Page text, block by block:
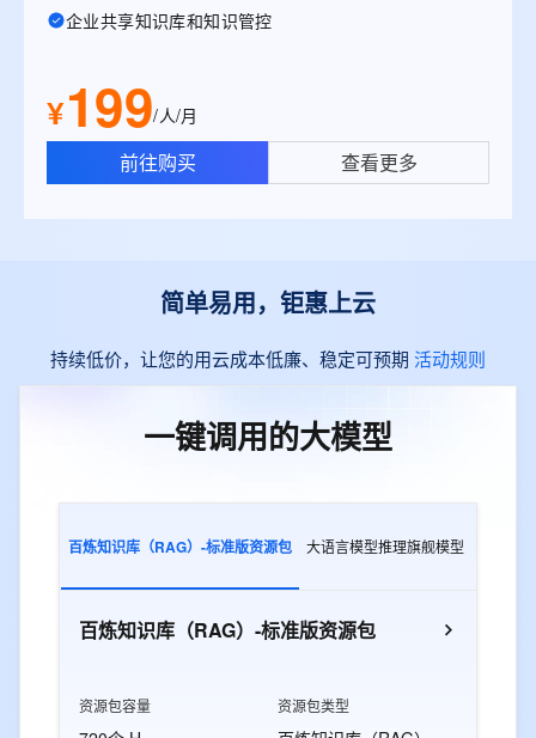
企业共享知识库和知识管控
¥199/人/月
前往购买 查看更多
简单易用，钜惠上云
持续低价，让您的用云成本低廉、稳定可预期 活动规则
一键调用的大模型
百炼知识库（RAG）-标准版资源包 大语言模型推理旗舰模型
百炼知识库（RAG）-标准版资源包
资源包容量 资源包类型